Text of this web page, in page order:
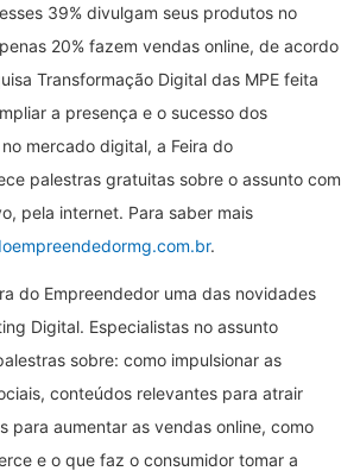
39% divulgam seus produtos no
20% fazem vendas online, de acordo
Transformação Digital das MPE feita
a presença e o sucesso dos
mercado digital, a Feira do
palestras gratuitas sobre o assunto com
pela internet. Para saber mais
.
do Empreendedor uma das novidades
Digital. Especialistas no assunto
sobre: como impulsionar as
conteúdos relevantes para atrair
para aumentar as vendas online, como
e o que faz o consumidor tomar a